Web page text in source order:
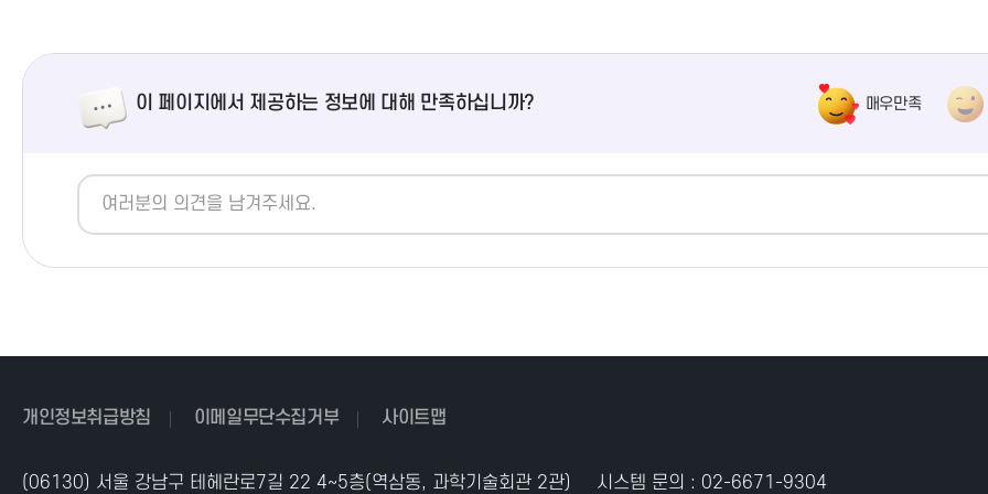
이 페이지에서 제공하는 정보에 대해 만족하십니까? 매우만족
개인정보취급방침 이메일무단수집거부 사이트맵
(06130) 서울 강남구 테헤란로7길 22 4~5층(역삼동, 과학기술회관 2관) 시스템 문의 : 02-6671-9304